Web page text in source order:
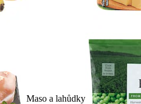
Maso a lahůdky